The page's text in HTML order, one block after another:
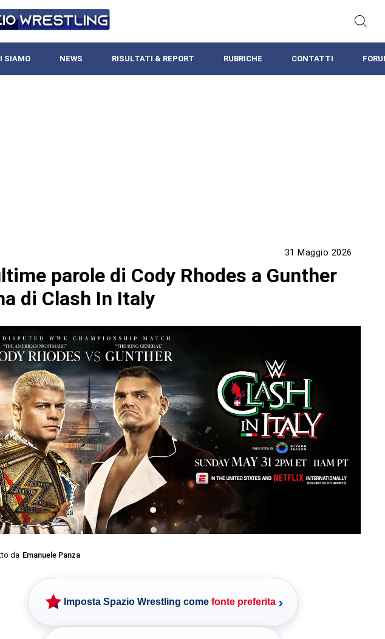
SIAMO NEWS RISULTATI & REPORT RUBRICHE CONTATTI
31 Maggio 2026
parole di Cody Rhodes a Gunther
di Clash In Italy
da Emanuele Panza
Imposta Spazio Wrestling come fonte preferita ›